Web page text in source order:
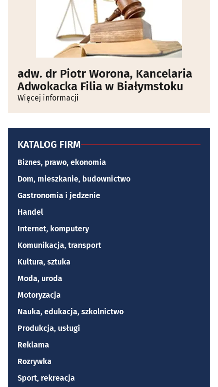
adw. dr Piotr Worona, Kancelaria
Adwokacka Filia w Białymstoku
Więcej informacji
KATALOG FIRM
Biznes, prawo, ekonomia
Dom, mieszkanie, budownictwo
Gastronomia i jedzenie
Handel
Internet, komputery
Komunikacja, transport
Kultura, sztuka
Moda, uroda
Motoryzacja
Nauka, edukacja, szkolnictwo
Produkcja, usługi
Reklama
Rozrywka
Sport, rekreacja